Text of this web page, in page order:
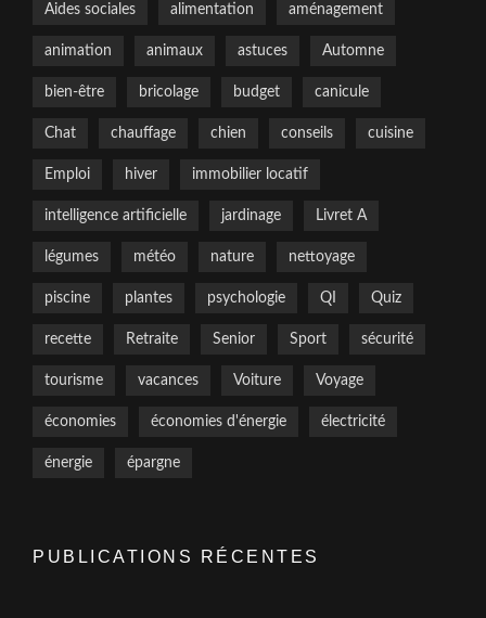
Aides sociales alimentation aménagement
animation animaux astuces Automne
bien-être bricolage budget canicule
Chat chauffage chien conseils cuisine
Emploi hiver immobilier locatif
intelligence artificielle jardinage Livret A
légumes météo nature nettoyage
piscine plantes psychologie QI Quiz
recette Retraite Senior Sport sécurité
tourisme vacances Voiture Voyage
économies économies d'énergie électricité
énergie épargne
PUBLICATIONS RÉCENTES